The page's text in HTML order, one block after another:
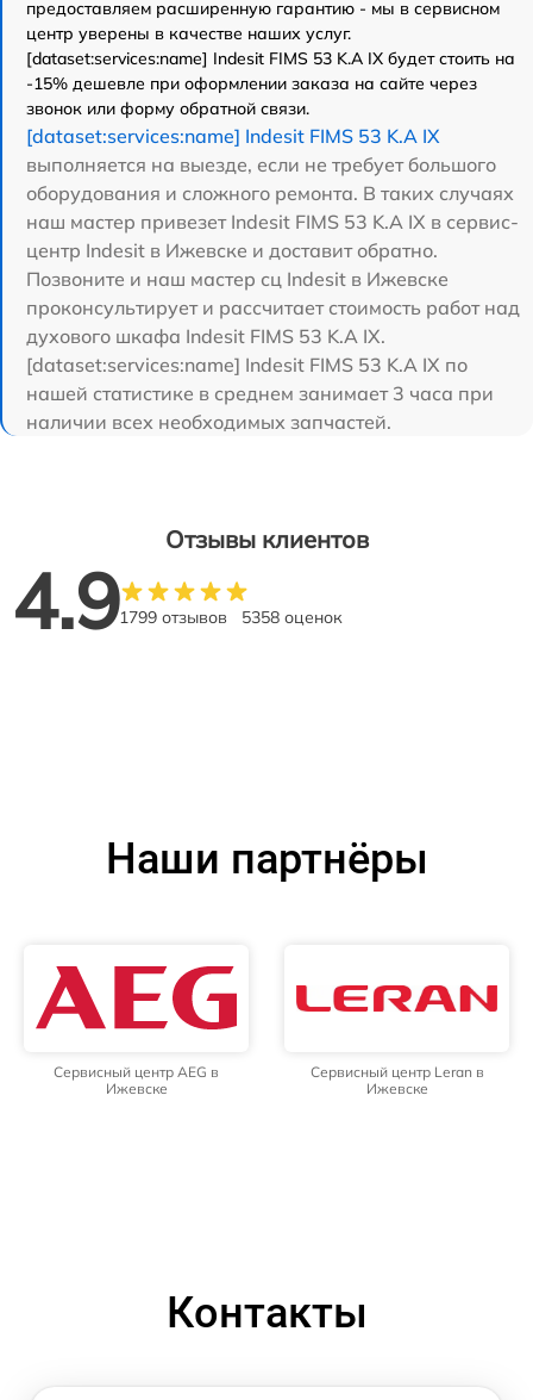
предоставляем расширенную гарантию - мы в сервисном
центр уверены в качестве наших услуг.
[dataset:services:name] Indesit FIMS 53 K.A IX будет стоить на
-15% дешевле при оформлении заказа на сайте через
звонок или форму обратной связи.
[dataset:services:name] Indesit FIMS 53 K.A IX
выполняется на выезде, если не требует большого
оборудования и сложного ремонта. В таких случаях
наш мастер привезет Indesit FIMS 53 K.A IX в сервис-
центр Indesit в Ижевске и доставит обратно.
Позвоните и наш мастер сц Indesit в Ижевске
проконсультирует и рассчитает стоимость работ над
духового шкафа Indesit FIMS 53 K.A IX.
[dataset:services:name] Indesit FIMS 53 K.A IX по
нашей статистике в среднем занимает 3 часа при
наличии всех необходимых запчастей.
Отзывы клиентов
4.91799 отзывов 5358 оценок
Наши партнёры
Сервисный центр AEG в
Ижевске
Сервисный центр Leran в
Ижевске
Контакты